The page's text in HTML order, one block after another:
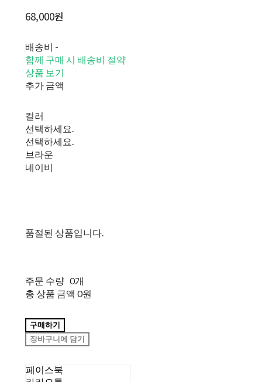
68,000원
배송비 -
함께 구매 시 배송비 절약
상품 보기
추가 금액
컬러
선택하세요.
선택하세요.
브라운
네이비
품절된 상품입니다.
주문 수량 0개
총 상품 금액 0원
구매하기
장바구니에 담기
페이스북